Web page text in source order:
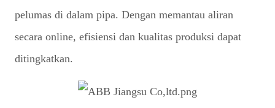
pelumas di dalam pipa. Dengan memantau aliran
secara online, efisiensi dan kualitas produksi dapat
ditingkatkan.